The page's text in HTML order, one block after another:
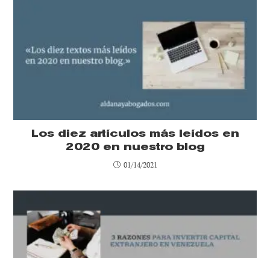
Los diez artículos más leídos en
2020 en nuestro blog
01/14/2021